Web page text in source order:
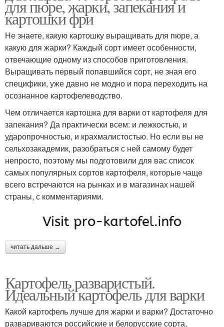
для пюре, жарки, запекания и
картошки фри
Не знаете, какую картошку выращивать для пюре, а
какую для жарки? Каждый сорт имеет особенности,
отвечающие одному из способов приготовления.
Выращивать первый попавшийся сорт, не зная его
специфики, уже давно не модно и пора переходить на
осознанное картофелеводство.
Чем отличается картошка для варки от картофеля для
запекания? Да практически всем: и лежкостью, и
ударопрочностью, и крахмалистостью. Но если вы не
сельхозакадемик, разобраться с ней самому будет
непросто, поэтому мы подготовили для вас список
самых популярных сортов картофеля, которые чаще
всего встречаются на рынках и в магазинах нашей
страны, с комментариями.
читать дальше →
Картофель разваристый.
Идеальный картофель для варки
Какой картофель лучше для жарки и варки? Достаточно
развариваются российские и белорусские сорта,